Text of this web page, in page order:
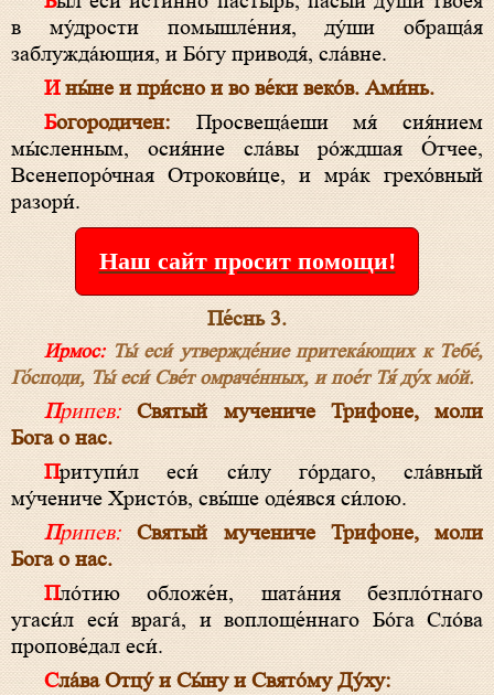
в му́дрости помышле́ния, ду́ши обраща́я
заблужда́ющия, и Бо́гу приводя́, сла́вне.
И ны́не и при́сно и во ве́ки веко́в. Ами́нь.
Богородичен:Просвеща́еши мя́ сия́нием
мы́сленным, осия́ние сла́вы ро́ждшая О́тчее,
Всенепоро́чная Отрокови́це, и мра́к грехо́вный
разори́.
Наш сайт просит помощи!
Пе́снь 3.
Ирмос:Ты́ еси́ утвержде́ние притека́ющих к Тебе́,
Го́споди, Ты́ еси́ Све́т омраче́нных, и пое́т Тя́ ду́х мо́й.
Припев:
Святый мучениче Трифоне, моли
Бога о нас.
Притупи́л еси́ си́лу го́рдаго, сла́вный
му́чениче Христо́в, свы́ше оде́явся си́лою.
Припев:
Святый мучениче Трифоне, моли
Бога о нас.
Пло́тию обложе́н, шата́ния безпло́тнаго
угаси́л еси́ врага́, и воплоще́ннаго Бо́га Сло́ва
пропове́дал еси́.
Сла́ва Отцу́ и Сы́ну и Свято́му Ду́ху: